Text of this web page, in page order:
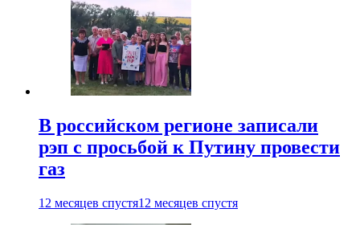
В российском регионе записали
рэп с просьбой к Путину провести
газ
12 месяцев спустя12 месяцев спустя